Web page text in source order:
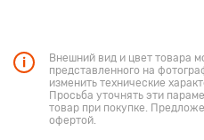
Внешний вид и цвет товара
представленного на
изменить технические
Просьба уточнять эти
товар при покупке.
офертой.